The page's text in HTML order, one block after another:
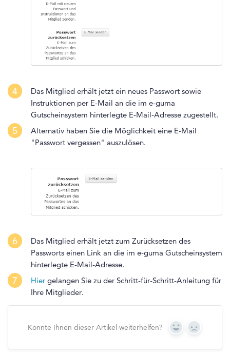
4
Das Mitglied erhält jetzt ein neues Passwort sowie
Instruktionen per E-Mail an die im e-guma
Gutscheinsystem hinterlegte E-Mail-Adresse zugestellt.
5
Alternativ haben Sie die Möglichkeit eine E-Mail
"Passwort vergessen" auszulösen.
6
Das Mitglied erhält jetzt zum Zurücksetzen des
Passworts einen Link an die im e-guma Gutscheinsystem
hinterlegte E-Mail-Adresse.
7 Hier gelangen Sie zu der Schritt-für-Schritt-Anleitung für
Ihre Mitglieder.
Konnte Ihnen dieser Artikel weiterhelfen? Yes No